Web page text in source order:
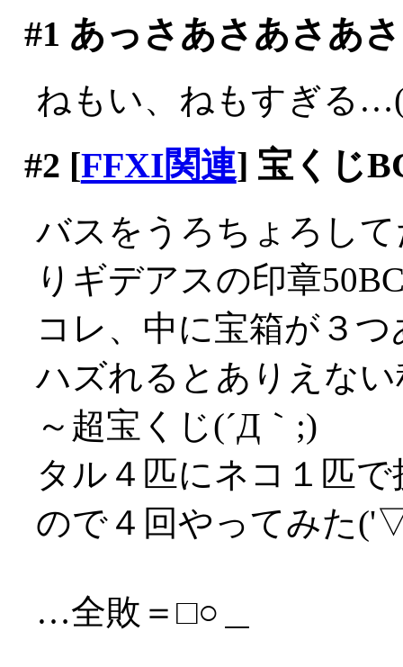
#1 あっさあさあさあ
ねもい、ねもすぎる
#2 [FFXI関連] 宝くじ
バスをうろちょろし
りギデアスの印章
コレ、中に宝箱が３
ハズれるとありえな
～超宝くじ(´Д｀;)
タル４匹にネコ１匹
ので４回やってみた
…全敗＝□○＿